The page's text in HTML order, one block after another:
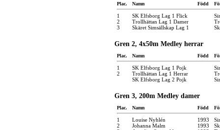
Plac. Namn Född
1 SK Elfsborg Lag 1 Flick
2
Trollhättan Lag 1 Damer
3
Skäret Simsällskap Lag 1
Gren 2, 4x50m Medley herrar
Plac. Namn Född
1 SK Elfsborg Lag 1 Pojk
2
Trollhättan Lag 1 Herrar
SK Elfsborg Lag 2 Pojk
Gren 3, 200m Medley damer
Plac. Namn Född
1 Louise Nyhlén 1993
2
Johanna Malm 1993